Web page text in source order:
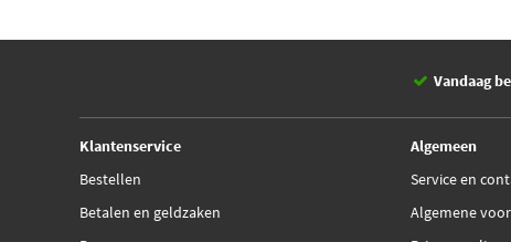
Vandaag
Klantenservice
Bestellen
Betalen en geldzaken
Algemeen
Service en
Algemene